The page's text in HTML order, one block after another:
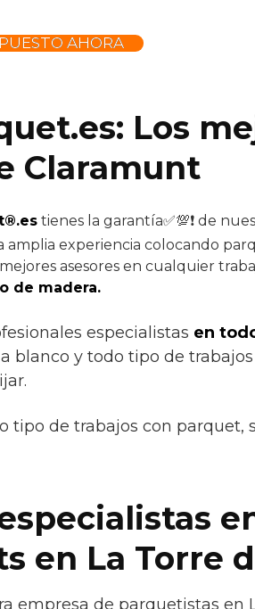
AHORA
Los
Claramunt
tienes la garantía✅💯❗ de
amplia experiencia colocando
asesores en cualquier
de madera.
especialistas en
blanco y todo tipo de
tipo de trabajos con parquet,
en La Torre
empresa de parquetistas en